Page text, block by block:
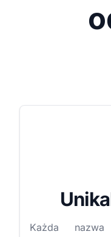
Każda nazwa